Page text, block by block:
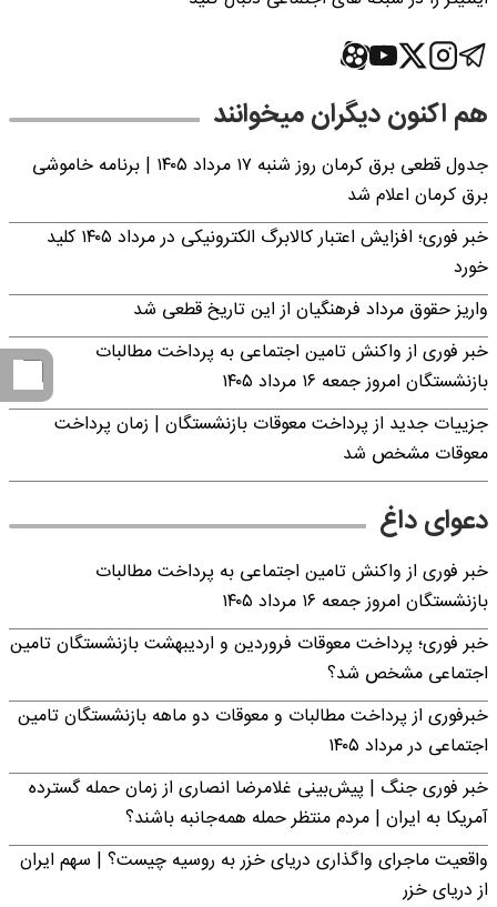
هم اکنون دیگران میخوانند
جدول قطعی برق کرمان روز شنبه ۱۷ مرداد ۱۴۰۵ | برنامه خاموشی
برق کرمان اعلام شد
خبر فوری؛ افزایش اعتبار کالابرگ الکترونیکی در مرداد ۱۴۰۵ کلید
خورد
واریز حقوق مرداد فرهنگیان از این تاریخ قطعی شد
خبر فوری از واکنش تامین اجتماعی به پرداخت مطالبات
بازنشستگان امروز جمعه ۱۶ مرداد ۱۴۰۵
جزییات جدید از پرداخت معوقات بازنشستگان | زمان پرداخت
معوقات مشخص شد
دعوای داغ
خبر فوری از واکنش تامین اجتماعی به پرداخت مطالبات
بازنشستگان امروز جمعه ۱۶ مرداد ۱۴۰۵
خبر فوری؛ پرداخت معوقات فروردین و اردیبهشت بازنشستگان تامین
اجتماعی مشخص شد؟
خبرفوری از پرداخت مطالبات و معوقات دو ماهه بازنشستگان تامین
اجتماعی در مرداد ۱۴۰۵
خبر فوری جنگ | پیش‌بینی غلامرضا انصاری از زمان حمله گسترده
آمریکا به ایران | مردم منتظر حمله همه‌جانبه باشند؟
واقعیت ماجرای واگذاری دریای خزر به روسیه چیست؟ | سهم ایران
از دریای خزر